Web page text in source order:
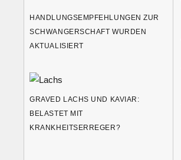
HANDLUNGSEMPFEHLUNGEN ZUR
SCHWANGERSCHAFT WURDEN
AKTUALISIERT
GRAVED LACHS UND KAVIAR:
BELASTET MIT
KRANKHEITSERREGER?